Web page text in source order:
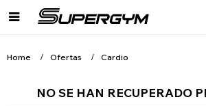

Home Ofertas Cardio
NO SE HAN RECUPERADO